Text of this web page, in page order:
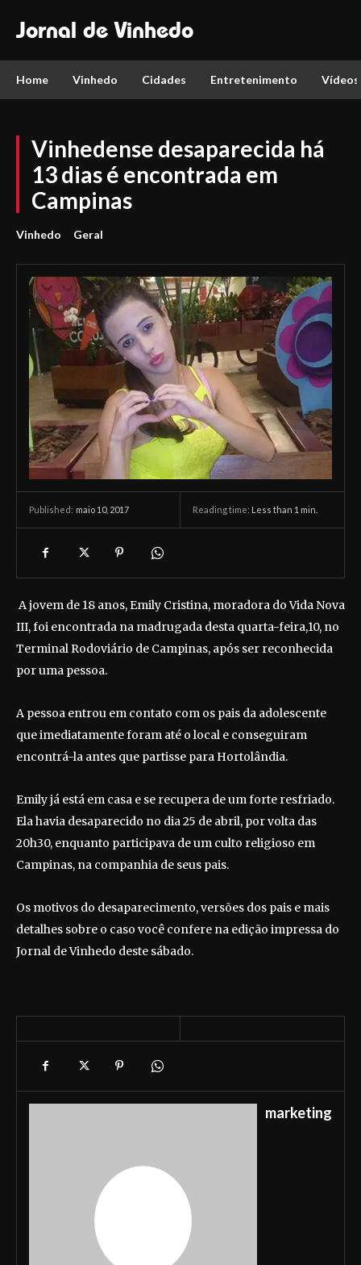
Jornal de Vinhedo
Home Vinhedo Cidades Entretenimento Vídeos
Vinhedense desaparecida há
13 dias é encontrada em
Campinas
Vinhedo Geral
Published: maio 10, 2017 Reading time: Less than 1 min.
A jovem de 18 anos, Emily Cristina, moradora do Vida Nova
III, foi encontrada na madrugada desta quarta-feira,10, no
Terminal Rodoviário de Campinas, após ser reconhecida
por uma pessoa.
A pessoa entrou em contato com os pais da adolescente
que imediatamente foram até o local e conseguiram
encontrá-la antes que partisse para Hortolândia.
Emily já está em casa e se recupera de um forte resfriado.
Ela havia desaparecido no dia 25 de abril, por volta das
20h30, enquanto participava de um culto religioso em
Campinas, na companhia de seus pais.
Os motivos do desaparecimento, versões dos pais e mais
detalhes sobre o caso você confere na edição impressa do
Jornal de Vinhedo deste sábado.
marketing